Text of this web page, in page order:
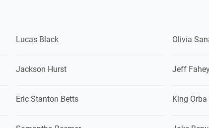
Lucas Black Olivia
Jackson Hurst Jeff
Eric Stanton Betts King Orba